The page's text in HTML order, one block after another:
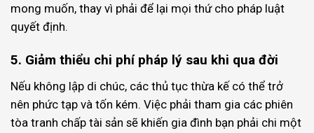
mong muốn, thay vì phải để lại mọi thứ cho pháp luật
quyết định.
5. Giảm thiểu chi phí pháp lý sau khi qua đời
Nếu không lập di chúc, các thủ tục thừa kế có thể trở
nên phức tạp và tốn kém. Việc phải tham gia các phiên
tòa tranh chấp tài sản sẽ khiến gia đình bạn phải chi một